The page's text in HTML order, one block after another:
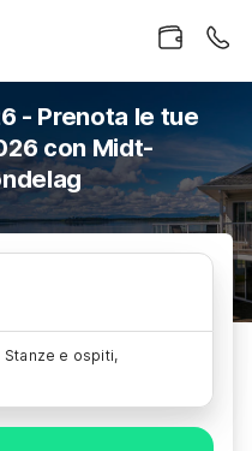
- Prenota le tue
con Midt-
Stanze e ospiti,